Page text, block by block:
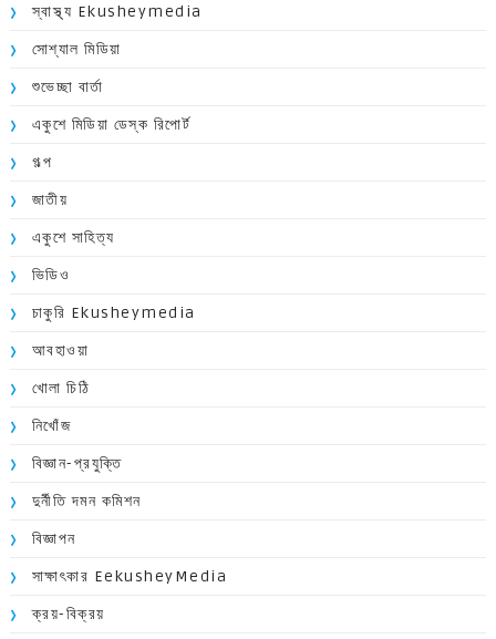
স্বাস্থ্য Ekusheymedia
সোশ্যাল মিডিয়া
শুভেচ্ছা বার্তা
একুশে মিডিয়া ডেস্ক রিপোর্ট
গল্প
জাতীয়
একুশে সাহিত্য
ভিডিও
চাকুরি Ekusheymedia
আবহাওয়া
খোলা চিঠি
নিখোঁজ
বিজ্ঞান-প্রযুক্তি
দুর্নীতি দমন কমিশন
বিজ্ঞাপন
সাক্ষাৎকার EekusheyMedia
ক্রয়-বিক্রয়